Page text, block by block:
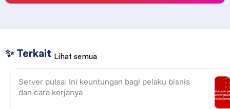
✨ Terkait Lihat semua
Server pulsa: Ini keuntungan bagi pelaku bisnis
dan cara kerjanya